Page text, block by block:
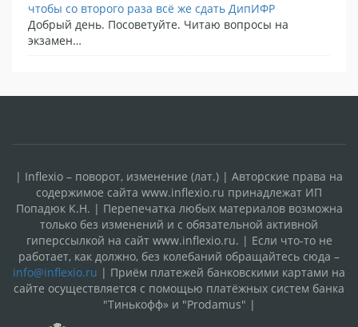
чтобы со второго раза всё же сдать ДипИФР
Добрый день. Посоветуйте. Читаю вопросы на
экзамен…
| Inflexio – поворот, изменение (лат.) | Авторские права на
содержимое сайта www.inflexio.ru принадлежат ИП
Попадюк К.Н. | Перепечатка любых материалов возможна
только без изменений и с обязательной активной
гиперссылкой на сайт www.inflexio.ru. | Если что-то не
работает, как должно, без колебаний обращайтесь сюда –
info@inflexio.ru | Приём платежей банковскими картами на
сайте осуществляется с помощью платёжных систем банка
"Тинькофф» и "Prodamus" |